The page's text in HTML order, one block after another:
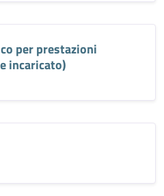
per prestazioni
incaricato)